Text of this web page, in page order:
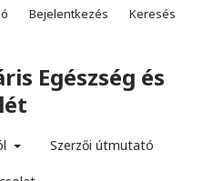
Egészség és
Szerzői útmutató
Bejelentkezés Keresés